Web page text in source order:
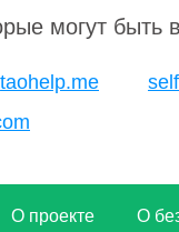
могут быть
taohelp.me
О проекте О